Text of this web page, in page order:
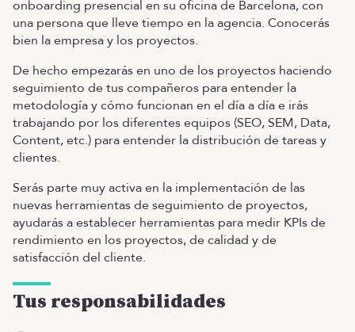
onboarding presencial en su oficina de Barcelona, con
una persona que lleve tiempo en la agencia. Conocerás
bien la empresa y los proyectos.
De hecho empezarás en uno de los proyectos haciendo
seguimiento de tus compañeros para entender la
metodología y cómo funcionan en el día a día e irás
trabajando por los diferentes equipos (SEO, SEM, Data,
Content, etc.) para entender la distribución de tareas y
clientes.
Serás parte muy activa en la implementación de las
nuevas herramientas de seguimiento de proyectos,
ayudarás a establecer herramientas para medir KPIs de
rendimiento en los proyectos, de calidad y de
satisfacción del cliente.
Tus responsabilidades